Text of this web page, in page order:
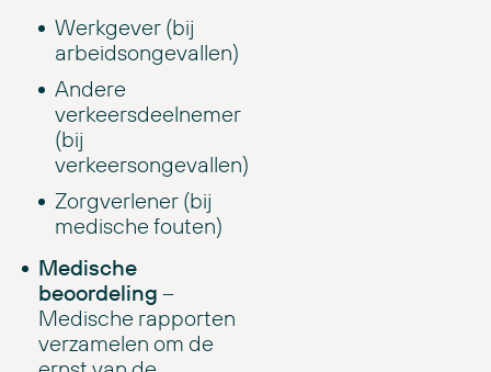
Werkgever (bij
arbeidsongevallen)
Andere
verkeersdeelnemer
(bij
verkeersongevallen)
Zorgverlener (bij
medische fouten)
Medische
beoordeling –
Medische rapporten
verzamelen om de